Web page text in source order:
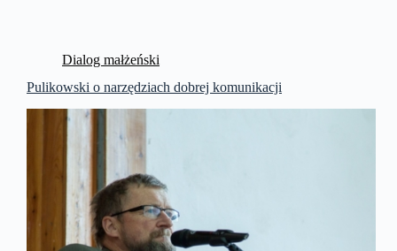
Dialog małżeński
Pulikowski o narzędziach dobrej komunikacji